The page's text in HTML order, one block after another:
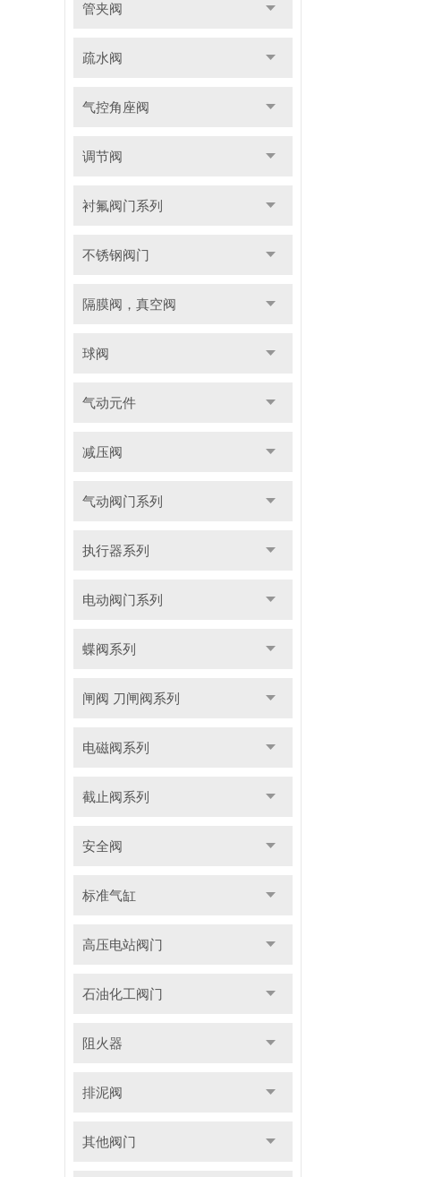
管夹阀
疏水阀
气控角座阀
调节阀
衬氟阀门系列
不锈钢阀门
隔膜阀，真空阀
球阀
气动元件
减压阀
气动阀门系列
执行器系列
电动阀门系列
蝶阀系列
闸阀 刀闸阀系列
电磁阀系列
截止阀系列
安全阀
标准气缸
高压电站阀门
石油化工阀门
阻火器
排泥阀
其他阀门